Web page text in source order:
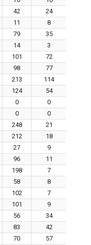
42 24
11 8
79 35
14 3
101 72
98 77
213 114
124 54
0 0
0 0
248 21
212 18
27 9
96 11
198 7
58 8
102 7
101 9
56 34
83 42
70 57